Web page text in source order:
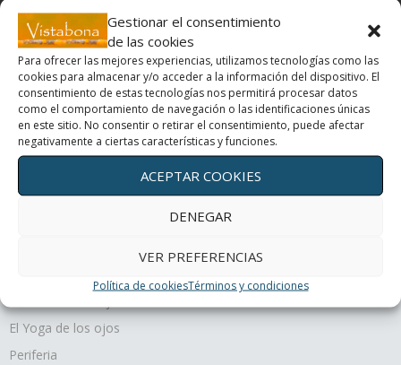
Gestionar el consentimiento
de las cookies
Para ofrecer las mejores experiencias, utilizamos tecnologías como las
cookies para almacenar y/o acceder a la información del dispositivo. El
consentimiento de estas tecnologías nos permitirá procesar datos
como el comportamiento de navegación o las identificaciones únicas
en este sitio. No consentir o retirar el consentimiento, puede afectar
negativamente a ciertas características y funciones.
ACEPTAR COOKIES
DENEGAR
VER PREFERENCIAS
Política de cookiesTérminos y condiciones
El Yoga de los ojos
Periferia
¿Cómo curan los colores?
El Yoga de los ojos
Periferia